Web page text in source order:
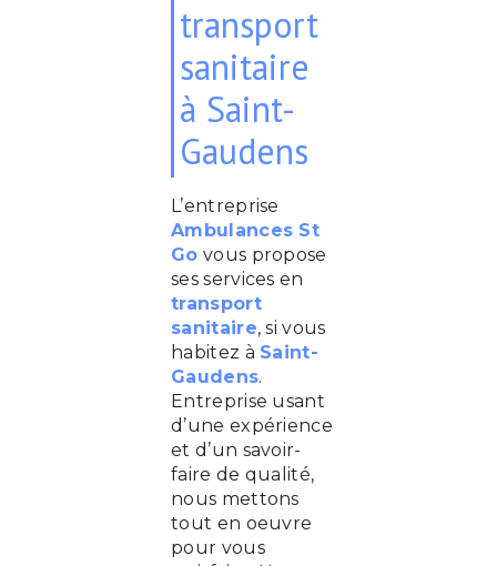
transport
sanitaire
à Saint-
Gaudens
L’entreprise
Ambulances St
Go vous propose
ses services en
transport
sanitaire, si vous
habitez à Saint-
Gaudens.
Entreprise usant
d’une expérience
et d’un savoir-
faire de qualité,
nous mettons
tout en oeuvre
pour vous